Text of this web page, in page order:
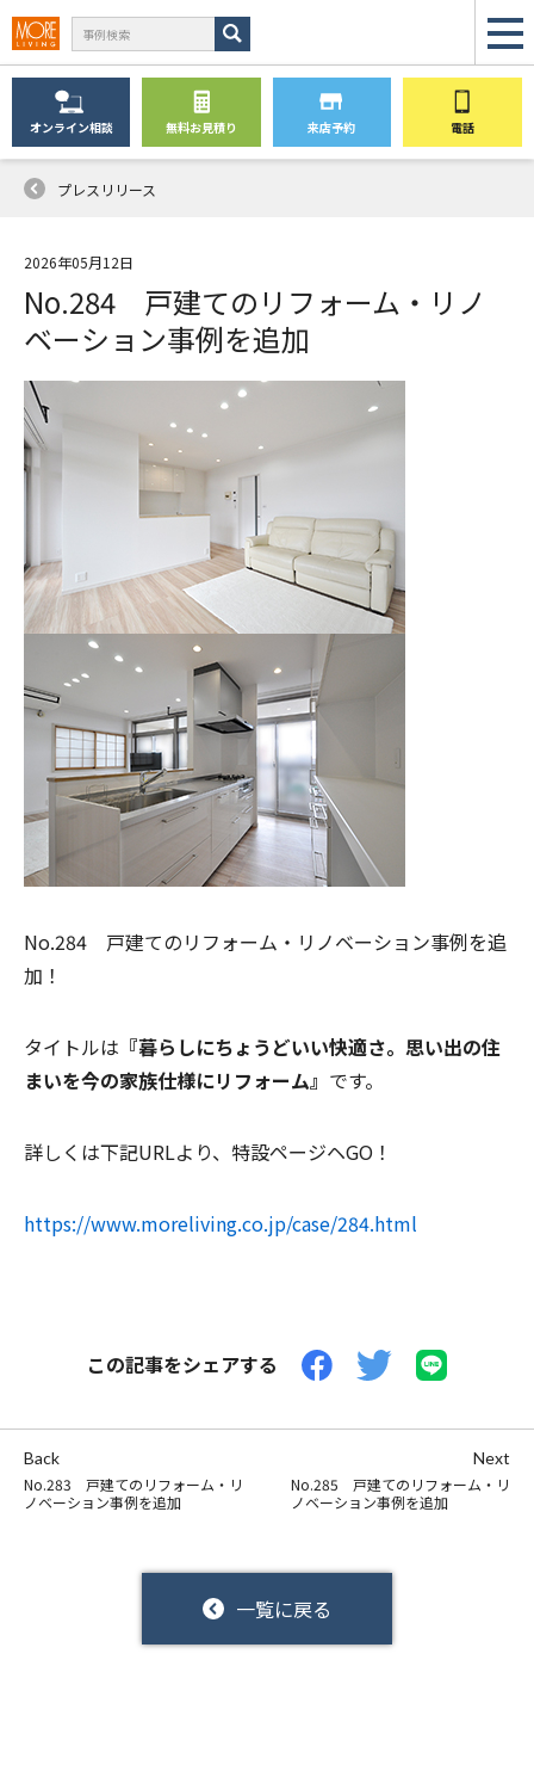
オンライン相談 無料お見積り 来店予約 電話
プレスリリース
2026年05月12日
No.284 戸建てのリフォーム・リノ
ベーション事例を追加
No.284 戸建てのリフォーム・リノベーション事例を追
加！
タイトルは 『暮らしにちょうどいい快適さ。思い出の住
まいを今の家族仕様にリフォーム』 です。
詳しくは下記URLより、特設ページヘGO！
https://www.moreliving.co.jp/case/284.html
この記事をシェアする
Back
No.283 戸建てのリフォーム・リ
ノベーション事例を追加
一覧に戻る
Next
No.285 戸建てのリフォーム・リ
ノベーション事例を追加